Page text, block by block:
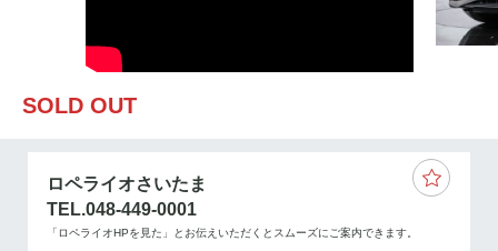
SOLD OUT
ロペライオさいたま
TEL.048-449-0001
「ロペライオHPを見た」とお伝えいただくとスムーズにご案内できます。